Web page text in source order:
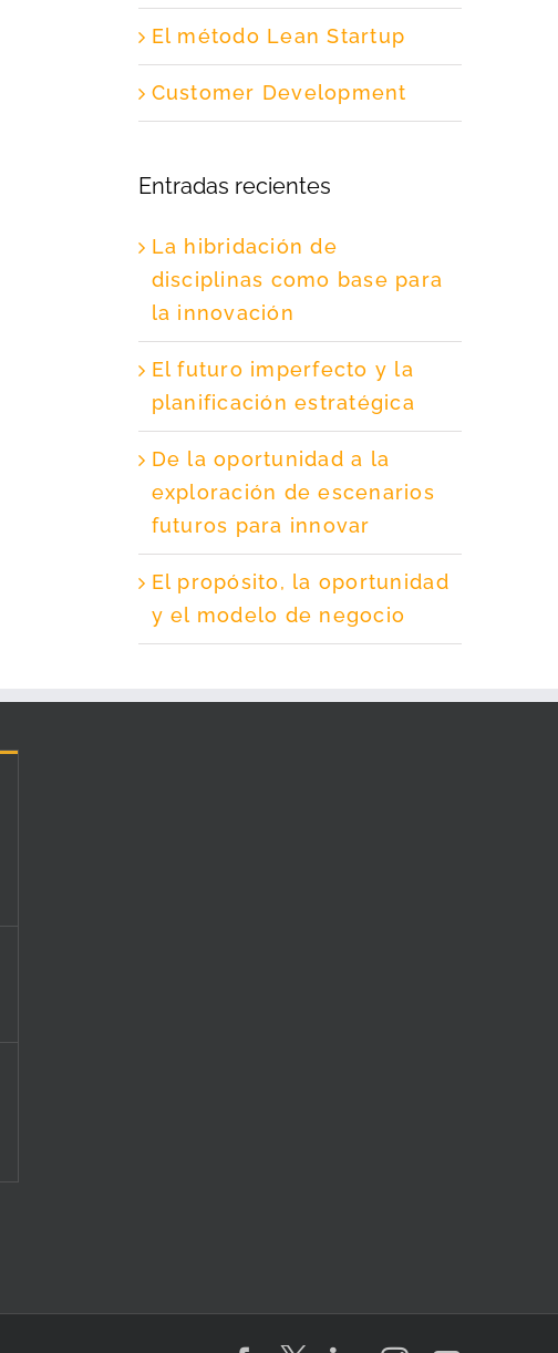
El método Lean Startup
Customer Development
Entradas recientes
La hibridación de
disciplinas como base para
la innovación
El futuro imperfecto y la
planificación estratégica
De la oportunidad a la
exploración de escenarios
futuros para innovar
El propósito, la oportunidad
y el modelo de negocio